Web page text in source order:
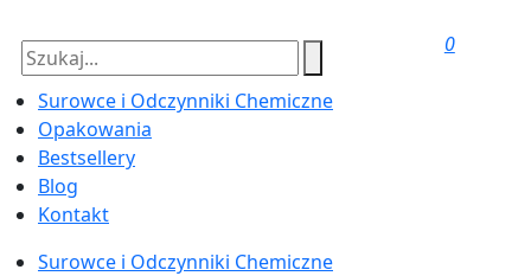
0
Surowce i Odczynniki Chemiczne
Opakowania
Bestsellery
Blog
Kontakt
Surowce i Odczynniki Chemiczne